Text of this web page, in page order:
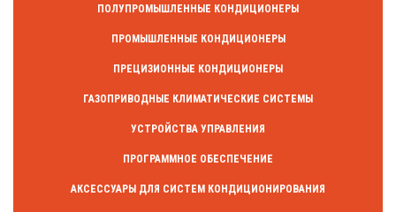
ПОЛУПРОМЫШЛЕННЫЕ КОНДИЦИОНЕРЫ
ПРОМЫШЛЕННЫЕ КОНДИЦИОНЕРЫ
ПРЕЦИЗИОННЫЕ КОНДИЦИОНЕРЫ
ГАЗОПРИВОДНЫЕ КЛИМАТИЧЕСКИЕ СИСТЕМЫ
УСТРОЙСТВА УПРАВЛЕНИЯ
ПРОГРАММНОЕ ОБЕСПЕЧЕНИЕ
АКСЕССУАРЫ ДЛЯ СИСТЕМ КОНДИЦИОНИРОВАНИЯ